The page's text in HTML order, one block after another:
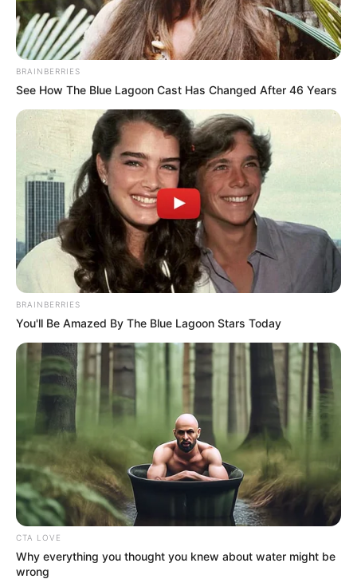
This Woman Chose To Live Like A Horse
BRAINBERRIES
The Most Unexpected Wedding Dance Moments
BRAINBERRIES
Why this ordinary drink is the secret to feeling your
best every day
Hollywood's Inaccurate Portrayal Of Reality – Take A
Look Inside
BRAINBERRIES
BRAINBERRIES
See How The Blue Lagoon Cast Has Changed After 46 Years
BRAINBERRIES
You'll Be Amazed By The Blue Lagoon Stars Today
CTA LOVE
Why everything you thought you knew about water might be
wrong